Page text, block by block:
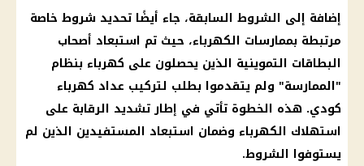
إضافة إلى الشروط السابقة، جاء أيضًا تحديد شروط خاصة
مرتبطة بممارسات الكهرباء، حيث تم استبعاد أصحاب
البطاقات التموينية الذين يحصلون على كهرباء بنظام
"الممارسة" ولم يتقدموا بطلب لتركيب عداد كهرباء
كودي. هذه الخطوة تأتي في إطار تشديد الرقابة على
استهلاك الكهرباء وضمان استبعاد المستفيدين الذين لم
يستوفوا الشروط.